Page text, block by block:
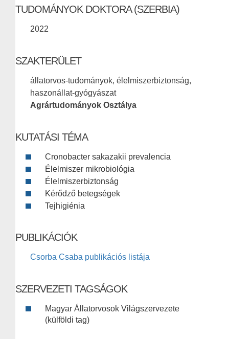
TUDOMÁNYOK DOKTORA (SZERBIA)
2022
SZAKTERÜLET
állatorvos-tudományok, élelmiszerbiztonság,
haszonállat-gyógyászat
Agrártudományok Osztálya
KUTATÁSI TÉMA
Cronobacter sakazakii prevalencia
Élelmiszer mikrobiológia
Élelmiszerbiztonság
Kérődző betegségek
Tejhigiénia
PUBLIKÁCIÓK
Csorba Csaba publikációs listája
SZERVEZETI TAGSÁGOK
Magyar Állatorvosok Világszervezete
(külföldi tag)